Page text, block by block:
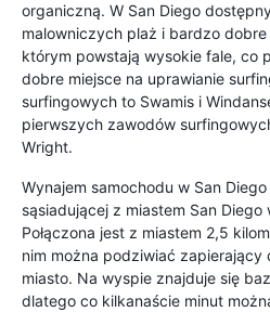
organiczną. W San Diego
malowniczych plaż i bardzo
którym powstają wysokie fale, co
dobre miejsce na uprawianie
surfingowych to Swamis i
pierwszych zawodów
Wright.
Wynajem samochodu w San
sąsiadującej z miastem San Diego
Połączona jest z miastem 2,5
nim można podziwiać zapierający
miasto. Na wyspie znajduje się
dlatego co kilkanaście minut